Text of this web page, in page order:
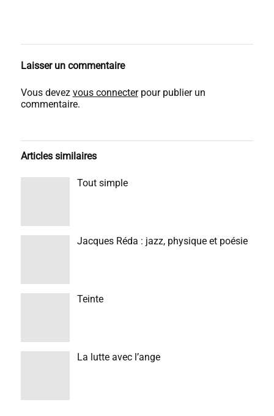
Laisser un commentaire
Vous devez vous connecterpour publier un
commentaire.
Articles similaires
Tout simple
Jacques Réda : jazz, physique et poésie
Teinte
La lutte avec l’ange